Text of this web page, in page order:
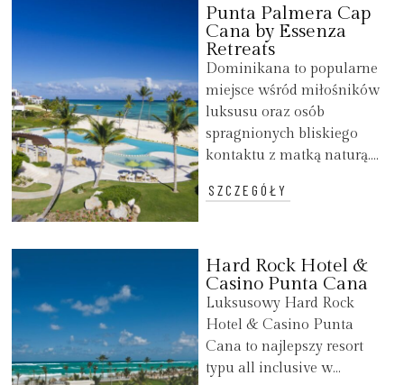
Punta Palmera Cap
Cana by Essenza
Retreats
Dominikana to popularne
miejsce wśród miłośników
luksusu oraz osób
spragnionych bliskiego
kontaktu z matką naturą....
SZCZEGÓŁY
Hard Rock Hotel &
Casino Punta Cana
Luksusowy Hard Rock
Hotel & Casino Punta
Cana to najlepszy resort
typu all inclusive w...